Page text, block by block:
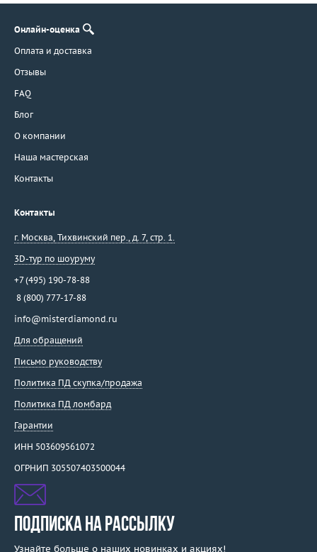
Онлайн-оценка
Оплата и доставка
Отзывы
FAQ
Блог
О компании
Наша мастерская
Контакты
Контакты
г. Москва, Тихвинский пер., д. 7, стр. 1.
3D-тур по шоуруму
+7 (495) 190-78-88
8 (800) 777-17-88
info@misterdiamond.ru
Для обращений
Письмо руководству
Политика ПД скупка/продажа
Политика ПД ломбард
Гарантии
ИНН 503609561072
ОГРНИП 305507403500044
ПОДПИСКА НА РАССЫЛКУ
Узнайте больше о наших новинках и акциях!